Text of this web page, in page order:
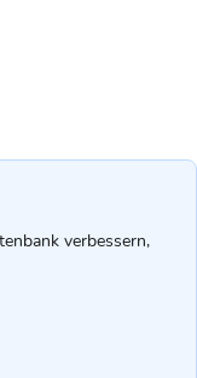
verbessern,